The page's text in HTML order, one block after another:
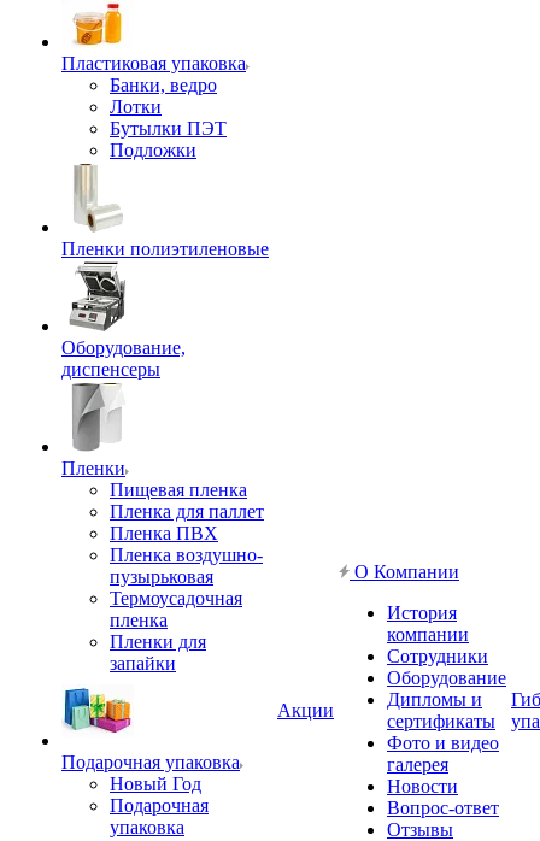
Пластиковая упаковка
Банки, ведро
Лотки
Бутылки ПЭТ
Подложки
Пленки полиэтиленовые
Оборудование,
диспенсеры
Пленки
Пищевая пленка
Пленка для паллет
Пленка ПВХ
Пленка воздушно-
пузырьковая
Термоусадочная
пленка
Пленки для
запайки
Подарочная упаковка
Новый Год
Подарочная
упаковка
Акции
О Компании
История
компании
Сотрудники
Оборудование
Дипломы и
сертификаты
Фото и видео
галерея
Новости
Вопрос-ответ
Отзывы